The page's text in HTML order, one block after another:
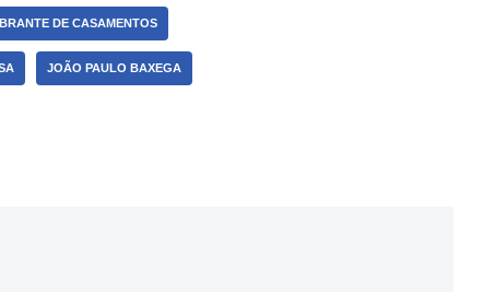
DE CASAMENTOS
JOÃO PAULO BAXEGA